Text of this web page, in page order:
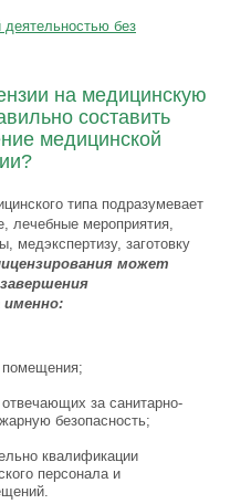
деятельностью без
на медицинскую
составить
медицинской
типа подразумевает
лечебные мероприятия,
медэкспертизу, заготовку
может
именно:
помещения;
за санитарно-
безопасность;
квалификации
персонала и